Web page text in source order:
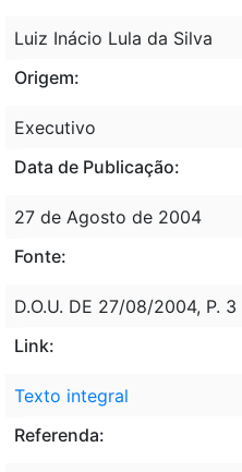
Luiz Inácio Lula da Silva
Origem:
Executivo
Data de Publicação:
27 de Agosto de 2004
Fonte:
D.O.U. DE 27/08/2004, P. 3
Link:
Texto integral
Referenda: